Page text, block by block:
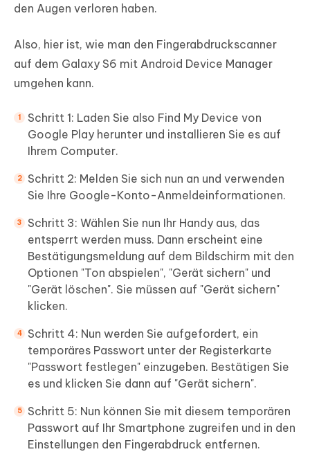
den Augen verloren haben.
Also, hier ist, wie man den Fingerabdruckscanner
auf dem Galaxy S6 mit Android Device Manager
umgehen kann.
Schritt 1: Laden Sie also Find My Device von
Google Play herunter und installieren Sie es auf
Ihrem Computer.
Schritt 2: Melden Sie sich nun an und verwenden
Sie Ihre Google-Konto-Anmeldeinformationen.
Schritt 3: Wählen Sie nun Ihr Handy aus, das
entsperrt werden muss. Dann erscheint eine
Bestätigungsmeldung auf dem Bildschirm mit den
Optionen "Ton abspielen", "Gerät sichern" und
"Gerät löschen". Sie müssen auf "Gerät sichern"
klicken.
Schritt 4: Nun werden Sie aufgefordert, ein
temporäres Passwort unter der Registerkarte
"Passwort festlegen" einzugeben. Bestätigen Sie
es und klicken Sie dann auf "Gerät sichern".
Schritt 5: Nun können Sie mit diesem temporären
Passwort auf Ihr Smartphone zugreifen und in den
Einstellungen den Fingerabdruck entfernen.